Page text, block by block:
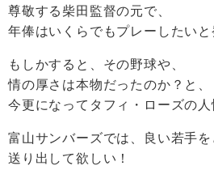
尊敬する柴田監督の元で、
年俸はいくらでもプレーしたいと
もしかすると、その野球や、
情の厚さは本物だったのか？と、
今更になってタフィ・ローズの人
富山サンバーズでは、良い若手
送り出して欲しい！